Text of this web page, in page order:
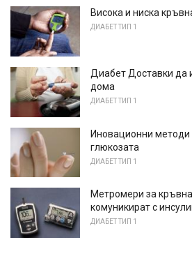
Висока и ниска
ДИАБЕТ ТИП 1
Диабет Доставки да
дома
ДИАБЕТ ТИП 1
Иновационни методи
глюкозата
ДИАБЕТ ТИП 1
Метромери за
комуникират с
ДИАБЕТ ТИП 1